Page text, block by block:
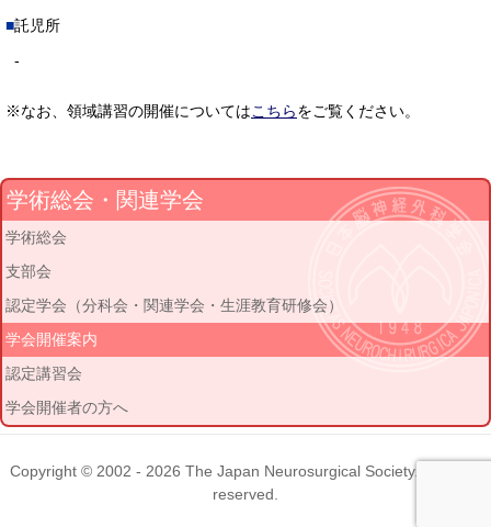
託児所
-
※なお、領域講習の開催についてはこちらをご覧ください。
学術総会・関連学会
学術総会
支部会
認定学会（分科会・関連学会・生涯教育研修会）
学会開催案内
認定講習会
学会開催者の方へ
Copyright © 2002 - 2026 The Japan Neurosurgical Society. All rights
reserved.